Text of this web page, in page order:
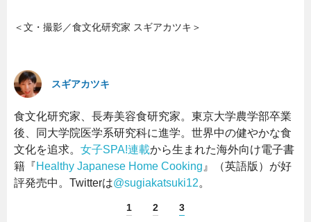
＜文・撮影／食文化研究家 スギアカツキ＞
スギアカツキ
食文化研究家、長寿美容食研究家。東京大学農学部卒業
後、同大学院医学系研究科に進学。世界中の健やかな食
文化を追求。 女子SPA!連載から生まれた海外向け電子書
籍『Healthy Japanese Home Cooking 』（英語版）が好
評発売中。Twitterは@sugiakatsuki12。
1 2 3